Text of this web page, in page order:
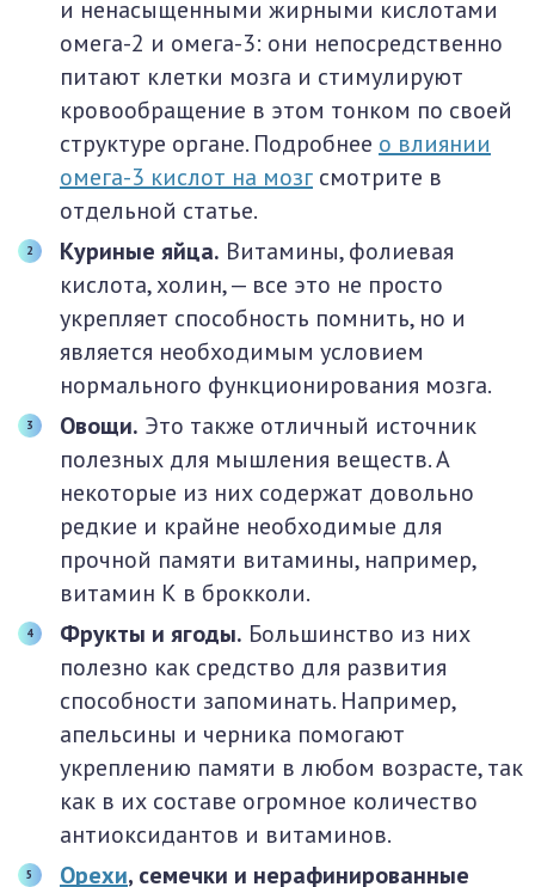
и ненасыщенными жирными кислотами
омега-2 и омега-3: они непосредственно
питают клетки мозга и стимулируют
кровообращение в этом тонком по своей
структуре органе. Подробнее о влиянии
омега-3 кислот на мозг смотрите в
отдельной статье.
Куриные яйца. Витамины, фолиевая
кислота, холин, — все это не просто
укрепляет способность помнить, но и
является необходимым условием
нормального функционирования мозга.
Овощи. Это также отличный источник
полезных для мышления веществ. А
некоторые из них содержат довольно
редкие и крайне необходимые для
прочной памяти витамины, например,
витамин К в брокколи.
Фрукты и ягоды. Большинство из них
полезно как средство для развития
способности запоминать. Например,
апельсины и черника помогают
укреплению памяти в любом возрасте, так
как в их составе огромное количество
антиоксидантов и витаминов.
Орехи, семечки и нерафинированные